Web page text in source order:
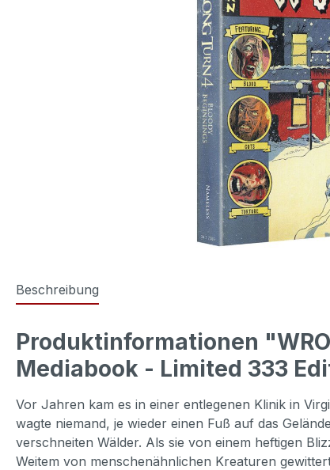
Beschreibung
Produktinformationen
Mediabook - Limited 333
Vor Jahren kam es in einer entlegenen Klinik in
wagte niemand, je wieder einen Fuß auf das
verschneiten Wälder. Als sie von einem heftigen
Weitem von menschenähnlichen Kreaturen